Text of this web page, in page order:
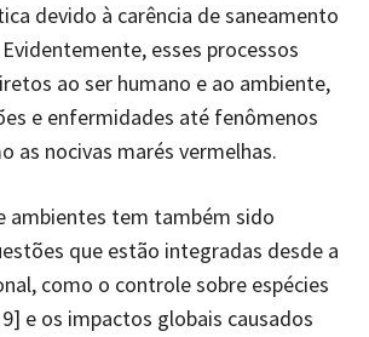
devido à carência de saneamento
esses processos
ao ser humano e ao ambiente,
e enfermidades até fenômenos
as nocivas marés vermelhas.
ambientes tem também sido
que estão integradas desde a
como o controle sobre espécies
e os impactos globais causados